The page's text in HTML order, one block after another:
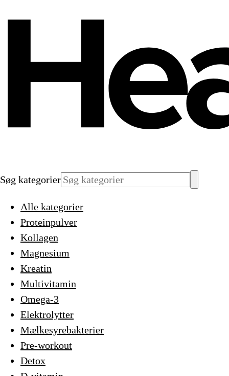
Søg kategorier
Alle kategorier
Proteinpulver
Kollagen
Magnesium
Kreatin
Multivitamin
Omega-3
Elektrolytter
Mælkesyrebakterier
Pre-workout
Detox